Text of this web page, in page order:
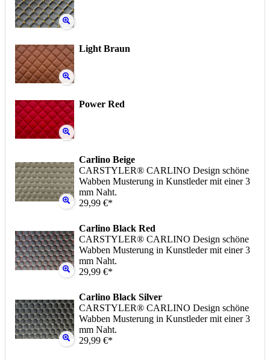
Light Braun
Power Red
Carlino Beige
CARSTYLER® CARLINO Design schöne
Wabben Musterung in Kunstleder mit einer 3
mm Naht.
29,99 €*
Carlino Black Red
CARSTYLER® CARLINO Design schöne
Wabben Musterung in Kunstleder mit einer 3
mm Naht.
29,99 €*
Carlino Black Silver
CARSTYLER® CARLINO Design schöne
Wabben Musterung in Kunstleder mit einer 3
mm Naht.
29,99 €*